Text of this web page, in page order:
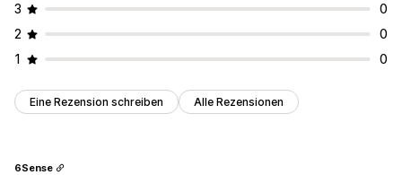
3
0
2
0
1
0
Eine Rezension schreiben Alle Rezensionen
6Sense